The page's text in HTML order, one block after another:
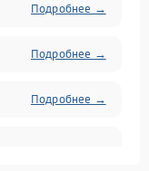
Подробнее →
Подробнее →
Подробнее →